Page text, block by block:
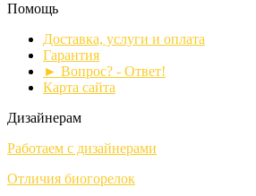
Помощь
Доставка, услуги и оплата
Гарантия
► Вопрос? - Ответ!
Карта сайта
Дизайнерам
Работаем с дизайнерами
Отличия биогорелок